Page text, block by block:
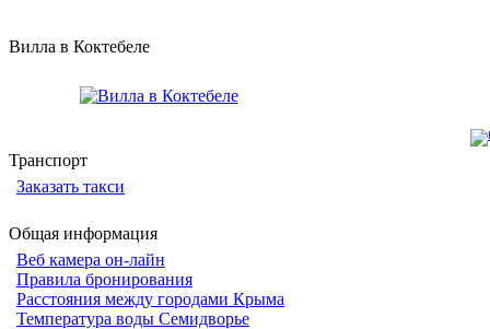
Вилла в Коктебеле
Транспорт
Заказать такси
Общая информация
Веб камера он-лайн
Правила бронирования
Расстояния между городами Крыма
Температура воды Семидворье